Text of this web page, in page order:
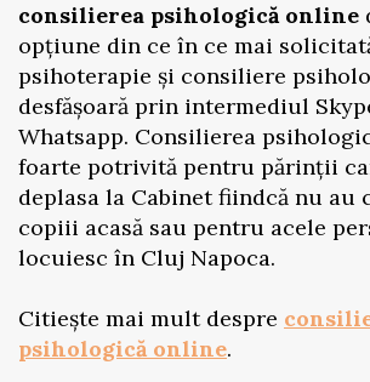
consilierea psihologică online
opțiune din ce în ce mai
psihoterapie și consiliere
desfășoară prin intermediul
Whatsapp. Consilierea
foarte potrivită pentru părinții
deplasa la Cabinet fiindcă nu au
copiii acasă sau pentru acele
locuiesc în Cluj Napoca.
Citiește mai mult despre
psihologică online.